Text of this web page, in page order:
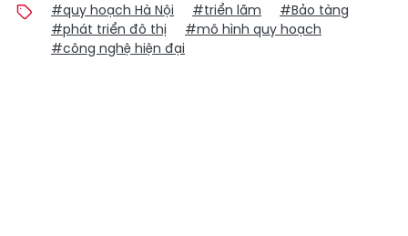
#quy hoạch Hà Nội #triển lãm
#Bảo tàng
#phát triển đô thị
#mô hình quy hoạch
#công nghệ hiện đại